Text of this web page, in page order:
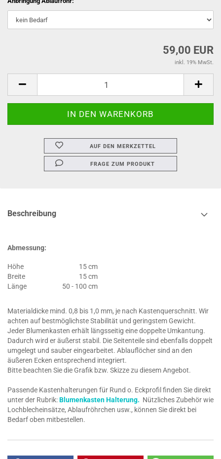
59,00 EUR
inkl. 19% MwSt.
AUF DEN MERKZETTEL
FRAGE ZUM PRODUKT
Beschreibung
Abmessung:
Höhe
15 cm
Breite
15 cm
Länge
50 - 100 cm
Materialdicke mind. 0,8 bis 1,0 mm, je nach Kastenquerschnitt. Wir
achten auf bestmöglichste Stabilität und geringstem Gewicht.
Jeder Blumenkasten erhält längsseitig eine doppelte Umkantung.
Dadurch wird er äußerst stabil. Die Seitenteile sind ebenfalls doppelt
umgelegt und sauber eingearbeitet. Ablauflöcher sind an den
äußeren Ecken entsprechend integriert.
Bitte beachten Sie die Grafik bzw. Skizze zu diesem Angebot.
Passende Kastenhalterungen für Rund o. Eckprofil finden Sie direkt
unter der Rubrik:Blumenkasten Halterung. Nützliches Zubehör wie
Lochblecheinsätze, Ablaufröhrchen usw., können Sie direkt bei
Bedarf oben mitbestellen.